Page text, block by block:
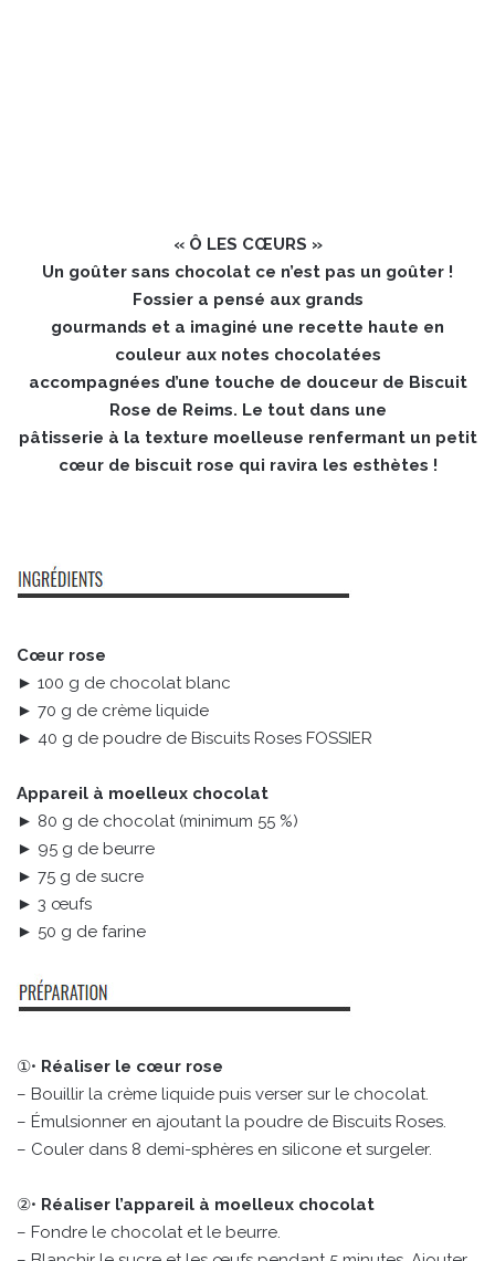
« Ô LES CŒURS »
Un goûter sans chocolat ce n’est pas un goûter !
Fossier a pensé aux grands
gourmands et a imaginé une recette haute en
couleur aux notes chocolatées
accompagnées d’une touche de douceur de Biscuit
Rose de Reims. Le tout dans une
pâtisserie à la texture moelleuse renfermant un petit
cœur de biscuit rose qui ravira les esthètes !
Cœur rose
► 100 g de chocolat blanc
► 70 g de crème liquide
► 40 g de poudre de Biscuits Roses FOSSIER
Appareil à moelleux chocolat
► 80 g de chocolat (minimum 55 %)
► 95 g de beurre
► 75 g de sucre
► 3 œufs
► 50 g de farine
①• Réaliser le cœur rose
– Bouillir la crème liquide puis verser sur le chocolat.
– Émulsionner en ajoutant la poudre de Biscuits Roses.
– Couler dans 8 demi-sphères en silicone et surgeler.
②• Réaliser l’appareil à moelleux chocolat
– Fondre le chocolat et le beurre.